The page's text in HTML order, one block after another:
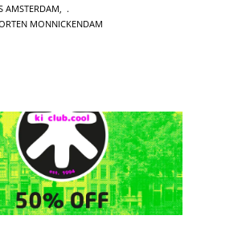
AMSTERDAM
MONNICKENDAM